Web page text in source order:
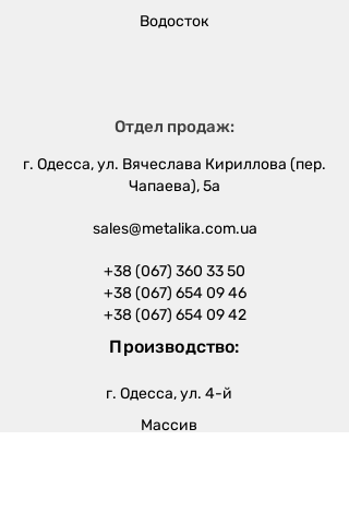
Отдел продаж:
г. Одесса, ул. Вячеслава Кириллова (пер.
Чапаева), 5а
sales@metalika.com.ua
+38 (067) 360 33 50
+38 (067) 654 09 46
+38 (067) 654 09 42
Производство:
г. Одесса, ул. 4-й
Массив
Водосток